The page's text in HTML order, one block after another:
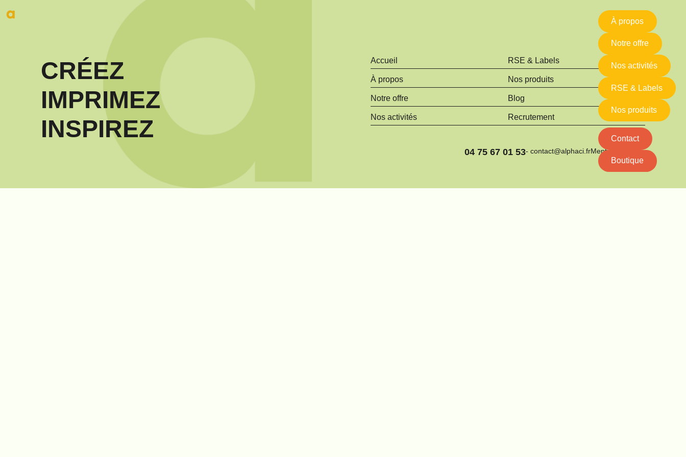
À propos
Notre offre
Nos activités
RSE & Labels
Nos produits
Contact
Boutique
CRÉEZ
IMPRIMEZ
INSPIREZ
Accueil
À propos
Notre offre
Nos activités
RSE & Labels
Nos produits
Blog
Recrutement
04 75 67 01 53- contact@alphaci.frMentions légales